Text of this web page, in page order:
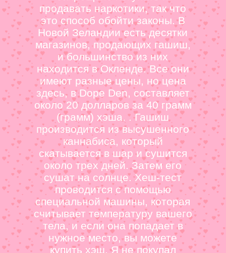
продавать наркотики, так что
это способ обойти законы. В
Новой Зеландии есть десятки
магазинов, продающих гашиш,
и большинство из них
находится в Окленде. Все они
имеют разные цены, но цена
здесь, в Dope Den, составляет
около 20 долларов за 40 грамм
(грамм) хэша. . Гашиш
производится из высушенного
каннабиса, который
скатывается в шар и сушится
около трех дней. Затем его
сушат на солнце. Хеш-тест
проводится с помощью
специальной машины, которая
считывает температуру вашего
тела, и если она попадает в
нужное место, вы можете
купить хэш. Я не покупал